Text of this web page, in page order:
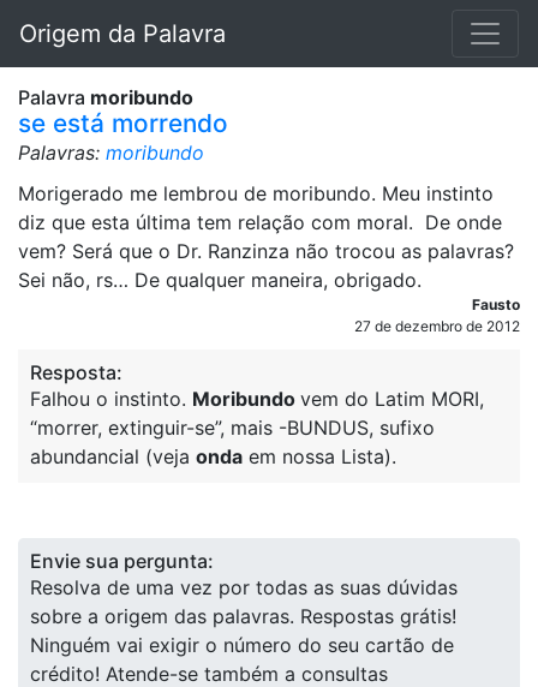
Origem da Palavra
Palavra moribundo
se está morrendo
Palavras: moribundo
Morigerado me lembrou de moribundo. Meu instinto
diz que esta última tem relação com moral. De onde
vem? Será que o Dr. Ranzinza não trocou as palavras?
Sei não, rs… De qualquer maneira, obrigado.
Fausto
27 de dezembro de 2012
Resposta:
Falhou o instinto. Moribundo vem do Latim MORI,
“morrer, extinguir-se”, mais -BUNDUS, sufixo
abundancial (veja onda em nossa Lista).
Envie sua pergunta:
Resolva de uma vez por todas as suas dúvidas
sobre a origem das palavras. Respostas grátis!
Ninguém vai exigir o número do seu cartão de
crédito! Atende-se também a consultas